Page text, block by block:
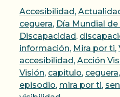
Categorías
Accesibilidad ,
ceguera, Día Mundial de
Discapacidad ,
información, Mira por ti,
accesibilidad , Acción
Visión, capitulo, ceguera,
episodio, mira por ti,